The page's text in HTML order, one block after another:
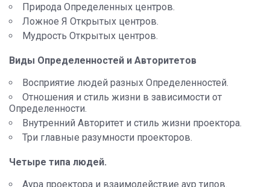
Природа Определенных центров.
Ложное Я Открытых центров.
Мудрость Открытых центров.
Виды Определенностей и Авторитетов
Восприятие людей разных Определенностей.
Отношения и стиль жизни в зависимости от
Определенности.
Внутренний Авторитет и стиль жизни проектора.
Три главные разумности проекторов.
Четыре типа людей.
Аура проектора и взаимодействие аур типов.